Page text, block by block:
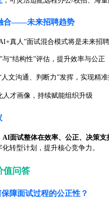
合——未来招聘趋势
真人”面试混合模式将是未来招
与“结构性”评估，提升效率与公正
人文沟通、判断力”发挥，实现精
人才画像，持续赋能组织升级
AI面试整体在效率、公正、决策
化转型计划，提升核心竞争力。
值问答
障面试过程的公正性？